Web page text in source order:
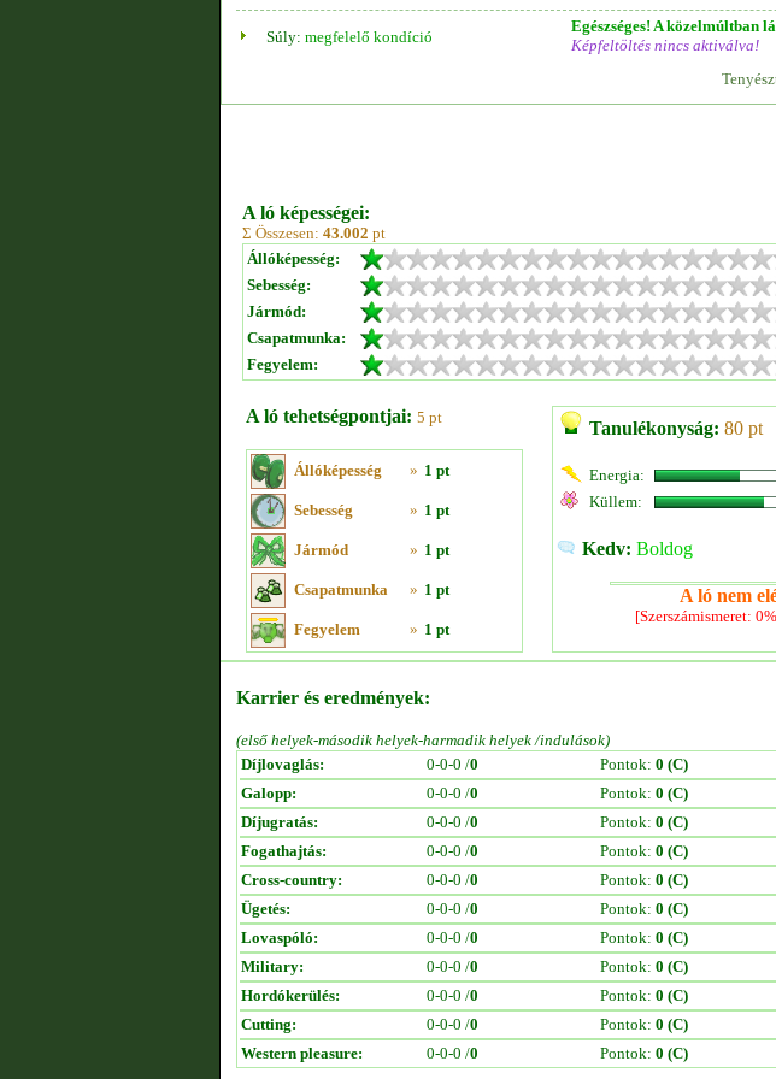
Súly: megfelelő kondíció
Egészséges! A közelmúltban
Képfeltöltés nincs aktiválva!
A ló képességei:
Σ Összesen: 43.002 pt
Állóképesség:
Sebesség:
Jármód:
Csapatmunka:
Fegyelem:
A ló tehetségpontjai: 5 pt
Állóképesség » 1 pt
Sebesség » 1 pt
Jármód » 1 pt
Csapatmunka » 1 pt
Fegyelem » 1 pt
Tanulékonyság: 80 pt
Energia:
Küllem:
Kedv: Boldog
A ló nem
[Szerszámismeret:
Karrier és eredmények:
(első helyek-második helyek-harmadik helyek /indulások)
Díjlovaglás:
0-0-0 /0 Pontok: 0 (C)
Galopp:
0-0-0 /0 Pontok: 0 (C)
Díjugratás:
0-0-0 /0 Pontok: 0 (C)
Fogathajtás:
0-0-0 /0 Pontok: 0 (C)
Cross-country:
0-0-0 /0 Pontok: 0 (C)
Ügetés:
0-0-0 /0 Pontok: 0 (C)
Lovaspóló:
0-0-0 /0 Pontok: 0 (C)
Military:
0-0-0 /0 Pontok: 0 (C)
Hordókerülés:
0-0-0 /0 Pontok: 0 (C)
Cutting:
0-0-0 /0 Pontok: 0 (C)
Western pleasure:
0-0-0 /0 Pontok: 0 (C)